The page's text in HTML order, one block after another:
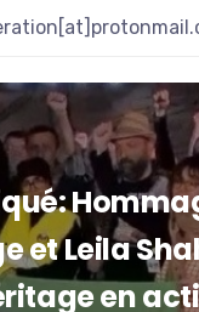
et Leila
en